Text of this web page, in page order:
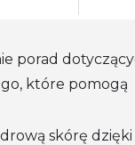
porad
które pomogą
skórę